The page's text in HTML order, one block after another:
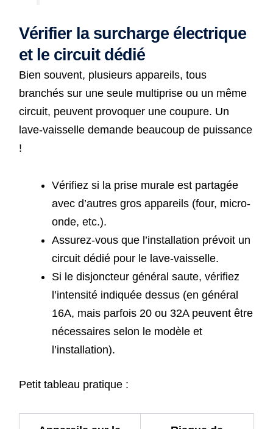
Vérifier la surcharge électrique
et le circuit dédié
Bien souvent, plusieurs appareils, tous
branchés sur une seule multiprise ou un même
circuit, peuvent provoquer une coupure. Un
lave-vaisselle demande beaucoup de puissance
!
Vérifiez si la prise murale est partagée
avec d’autres gros appareils (four, micro-
onde, etc.).
Assurez-vous que l’installation prévoit un
circuit dédié pour le lave-vaisselle.
Si le disjoncteur général saute, vérifiez
l’intensité indiquée dessus (en général
16A, mais parfois 20 ou 32A peuvent être
nécessaires selon le modèle et
l’installation).
Petit tableau pratique :